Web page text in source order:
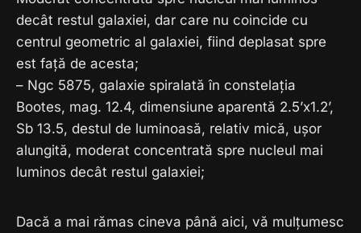
decât restul galaxiei, dar care nu coincide cu
centrul geometric al galaxiei, fiind deplasat spre
est față de acesta;
– Ngc 5875, galaxie spiralată în constelația
Bootes, mag. 12.4, dimensiune aparentă 2.5’x1.2’,
Sb 13.5, destul de luminoasă, relativ mică, ușor
alungită, moderat concentrată spre nucleul mai
luminos decât restul galaxiei;
Dacă a mai rămas cineva până aici, vă mulțumesc